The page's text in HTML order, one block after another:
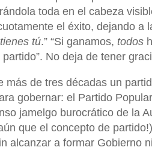
toda en el cabeza
el éxito, dejando a
tú.” “Si ganamos, todos
partido”. No deja de tener
de tres décadas un
gobernar: el Partido
jamelgo burocrático de la
que el concepto de
alcanzar a formar Gobierno